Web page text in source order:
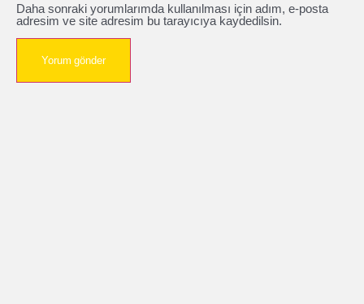
Daha sonraki yorumlarımda kullanılması için adım, e-posta
adresim ve site adresim bu tarayıcıya kaydedilsin.